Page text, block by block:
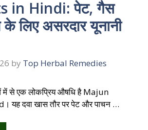
in Hindi: पेट, गैस
लिए असरदार यूनानी
by Top Herbal Remedies
में से एक लोकप्रिय औषधि है Majun
यह दवा खास तौर पर पेट और पाचन …